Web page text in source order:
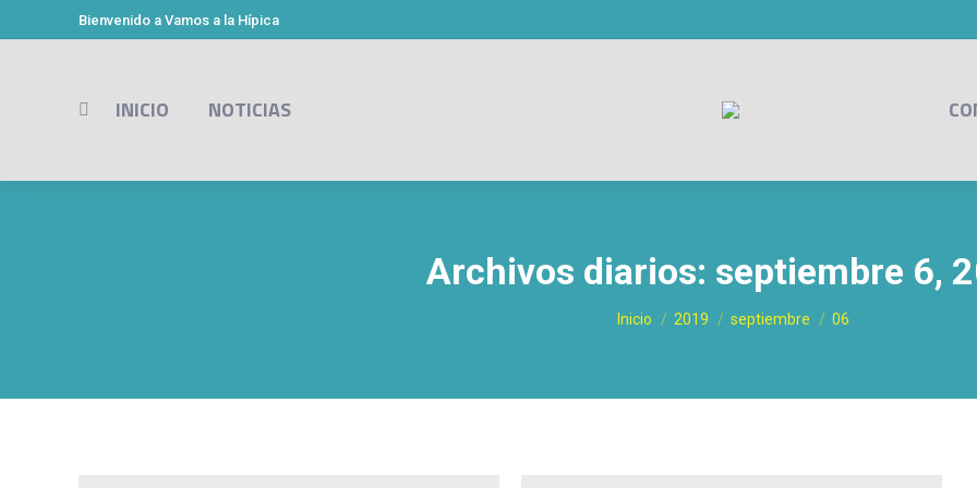
Bienvenido a Vamos a la Hípica
INICIO NOTICIAS
Buscar:
Archivos diarios: septiembre 6,
Estás aquí:
Inicio 2019 septiembre 06